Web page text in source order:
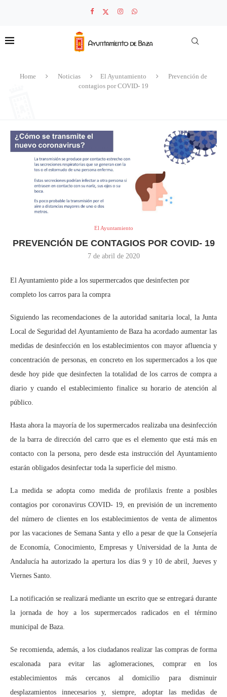
Home Noticias El Ayuntamiento
Prevención de
contagios por COVID- 19
El Ayuntamiento
PREVENCIÓN DE CONTAGIOS POR COVID- 19
7 de abril de 2020
El Ayuntamiento pide a los supermercados que desinfecten por
completo los carros para la compra
Siguiendo las recomendaciones de la autoridad sanitaria local, la Junta
Local de Seguridad del Ayuntamiento de Baza ha acordado aumentar las
medidas de desinfección en los establecimientos con mayor afluencia y
concentración de personas, en concreto en los supermercados a los que
desde hoy pide que desinfecten la totalidad de los carros de compra a
diario y cuando el establecimiento finalice su horario de atención al
público.
Hasta ahora la mayoría de los supermercados realizaba una desinfección
de la barra de dirección del carro que es el elemento que está más en
contacto con la persona, pero desde esta instrucción del Ayuntamiento
estarán obligados desinfectar toda la superficie del mismo.
La medida se adopta como medida de profilaxis frente a posibles
contagios por coronavirus COVID- 19, en previsión de un incremento
del número de clientes en los establecimientos de venta de alimentos
por las vacaciones de Semana Santa y ello a pesar de que la Consejería
de Economía, Conocimiento, Empresas y Universidad de la Junta de
Andalucía ha autorizado la apertura los días 9 y 10 de abril, Jueves y
Viernes Santo.
La notificación se realizará mediante un escrito que se entregará durante
la jornada de hoy a los supermercados radicados en el término
municipal de Baza.
Se recomienda, además, a los ciudadanos realizar las compras de forma
escalonada para evitar las aglomeraciones, comprar en los
establecimientos más cercanos al domicilio para disminuir
desplazamientos innecesarios y, siempre, adoptar las medidas de